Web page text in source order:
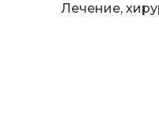
Лечение,